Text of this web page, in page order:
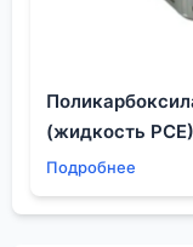
(жидкость PCE)
Подробнее